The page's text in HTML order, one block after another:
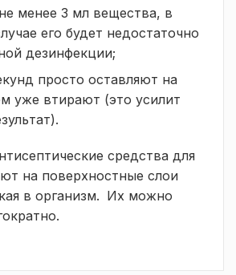
менее 3 мл вещества, в
его будет недостаточно
дезинфекции;
просто оставляют на
уже втирают (это усилит
средства для
на поверхностные слои
в организм. Их можно